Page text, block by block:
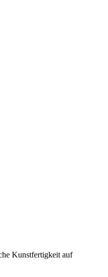
Kunstfertigkeit auf